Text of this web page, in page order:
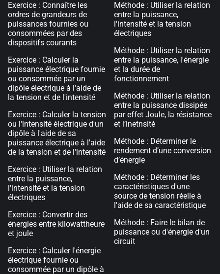
Exercice : Connaître les
ordres de grandeurs de
puissances fournies ou
consommées par des
dispositifs courants
Exercice : Calculer la
puissance électrique fournie
ou consommée par un
dipôle électrique à l'aide de
la tension et de l'intensité
Exercice : Calculer la tension
ou l'intensité électrique d'un
dipôle à l'aide de sa
puissance électrique à l'aide
de la tension et de l'intensité
Exercice : Utiliser la relation
entre la puissance,
l'intensité et la tension
électriques
Exercice : Convertir des
énergies entre kilowattheure
et joule
Exercice : Calculer l'énergie
électrique fournie ou
consommée par un dipôle à
Méthode : Utiliser la relation
entre la puissance,
l'intensité et la tension
électriques
Méthode : Utiliser la relation
entre la puissance, l'énergie
et la durée de
fonctionnement
Méthode : Utiliser la relation
entre la puissance dissipée
par effet Joule, la résistance
et l’inetnsité
Méthode : Déterminer le
rendement d’une conversion
d’énergie
Méthode : Déterminer les
caractéristiques d'une
source de tension réelle à
l'aide de sa caractéristique
Méthode : Faire le bilan de
puissance ou d'énergie d'un
circuit